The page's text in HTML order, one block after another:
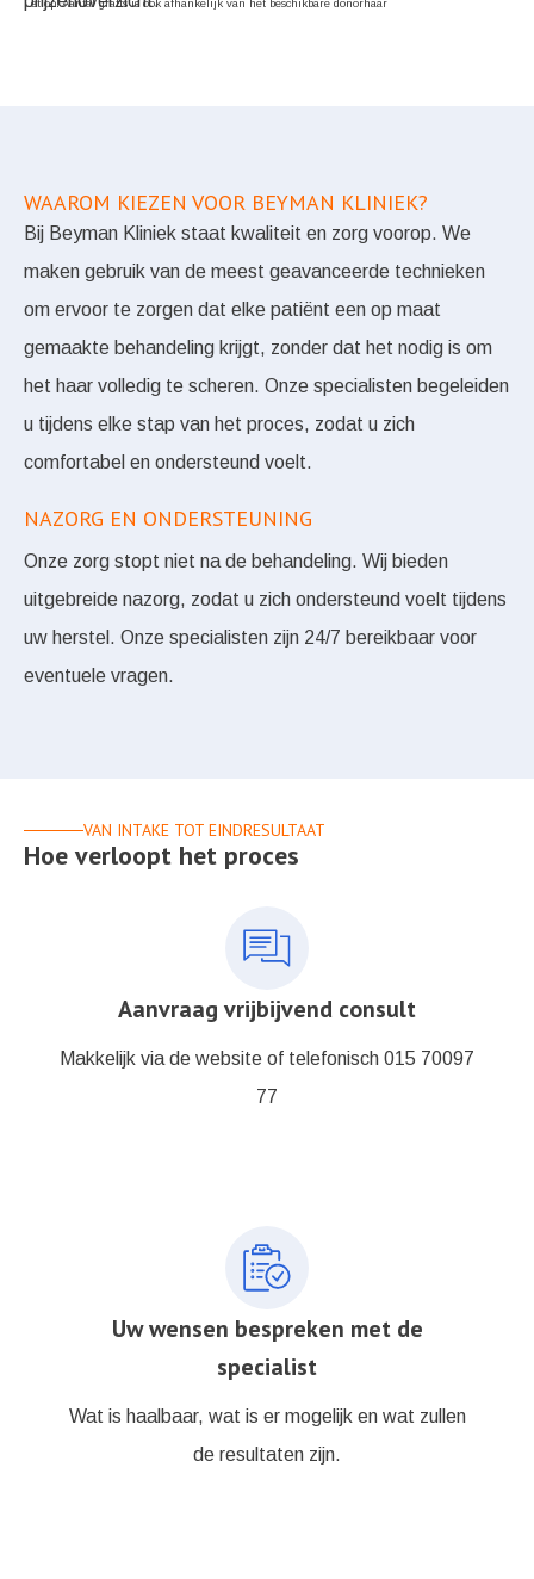
Let op! Aantal grafts is ook afhankelijk van het beschikbare donorhaar
WAAROM KIEZEN VOOR BEYMAN KLINIEK?
Bij Beyman Kliniek staat kwaliteit en zorg voorop. We
maken gebruik van de meest geavanceerde technieken
om ervoor te zorgen dat elke patiënt een op maat
gemaakte behandeling krijgt, zonder dat het nodig is om
het haar volledig te scheren. Onze specialisten begeleiden
u tijdens elke stap van het proces, zodat u zich
comfortabel en ondersteund voelt.
NAZORG EN ONDERSTEUNING
Onze zorg stopt niet na de behandeling. Wij bieden
uitgebreide nazorg, zodat u zich ondersteund voelt tijdens
uw herstel. Onze specialisten zijn 24/7 bereikbaar voor
eventuele vragen.
VAN INTAKE TOT EINDRESULTAAT
Hoe verloopt het proces
Aanvraag vrijbijvend consult
Makkelijk via de website of telefonisch 015 70097
77
Uw wensen bespreken met de
specialist
Wat is haalbaar, wat is er mogelijk en wat zullen
de resultaten zijn.